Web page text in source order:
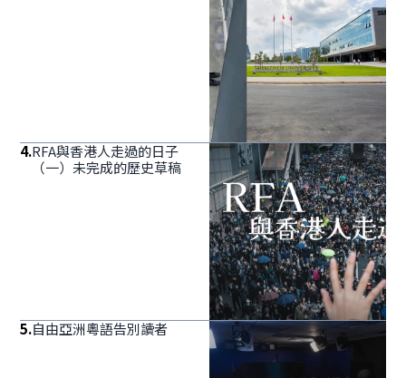
4.RFA與香港人走過的日子
（一）未完成的歷史草稿
5.自由亞洲粵語告別讀者